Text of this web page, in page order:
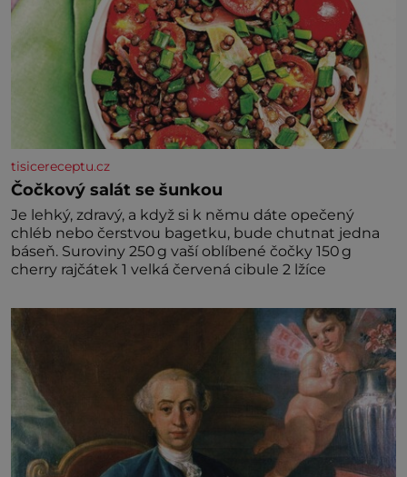
tisicereceptu.cz
Čočkový salát se šunkou
Je lehký, zdravý, a když si k němu dáte opečený
chléb nebo čerstvou bagetku, bude chutnat jedna
báseň. Suroviny 250 g vaší oblíbené čočky 150 g
cherry rajčátek 1 velká červená cibule 2 lžíce